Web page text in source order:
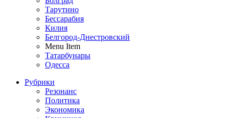
Тарутино
Бессарабия
Килия
Белгород-Днестровский
Menu Item
Татарбунары
Одесса
Рубрики
Резонанс
Политика
Экономика